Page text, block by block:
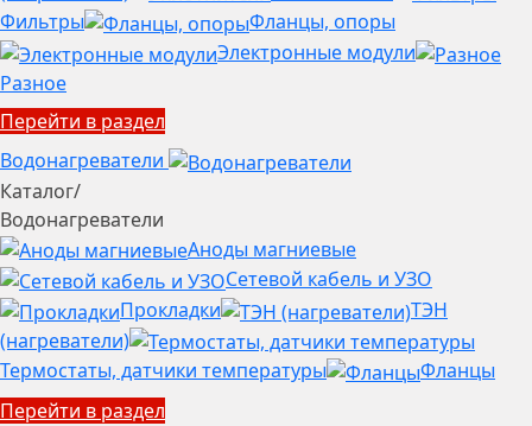
Фильтры
Фланцы, опоры
Электронные модули
Разное
Перейти в раздел
Водонагреватели
Каталог/
Водонагреватели
Аноды магниевые
Сетевой кабель и УЗО
Прокладки
ТЭН
(нагреватели)
Термостаты, датчики температуры
Фланцы
Перейти в раздел